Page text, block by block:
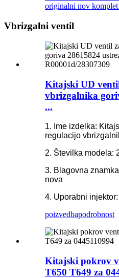
originalni nov
Vbrizgalni ventil
Kitajski UD
vbrizgalnika
...
1. Ime izdelka:
regulacijo
2. Številka modela:
3. Blagovna
nova
4. Uporabni
poizvedbapodrobnost
Kitajski pokrov
T650 T649 za